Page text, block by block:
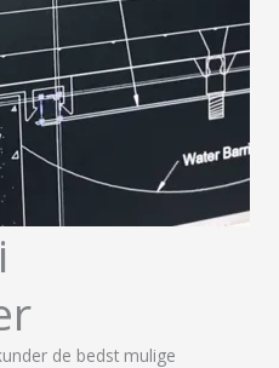
de bedst mulige